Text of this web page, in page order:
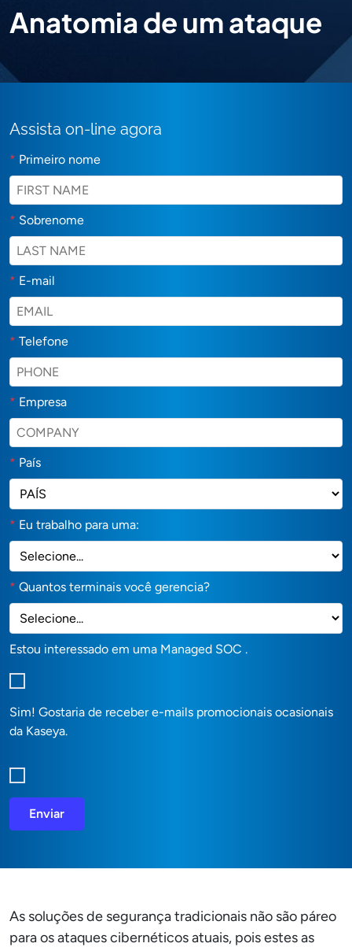
Anatomia de um ataque
Assista on-line agora
* Primeiro nome
* Sobrenome
* E-mail
* Telefone
* Empresa
* País
* Eu trabalho para uma:
* Quantos terminais você gerencia?
Estou interessado em uma Managed SOC .
Sim! Gostaria de receber e-mails promocionais ocasionais
da Kaseya.
Enviar
As soluções de segurança tradicionais não são páreo
para os ataques cibernéticos atuais, pois estes as